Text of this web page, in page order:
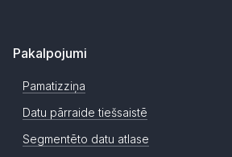
Pakalpojumi
Pamatizziņa
Datu pārraide tiešsaistē
Segmentēto datu atlase